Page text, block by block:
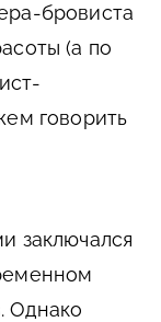
бровиста
(а по
говорить
заключался
Однако